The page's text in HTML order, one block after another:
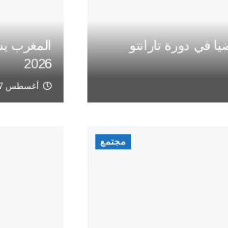
بـ120 رياضيا في دورة تارانتو
2026
أغسطس 7, 2026
مجتمع